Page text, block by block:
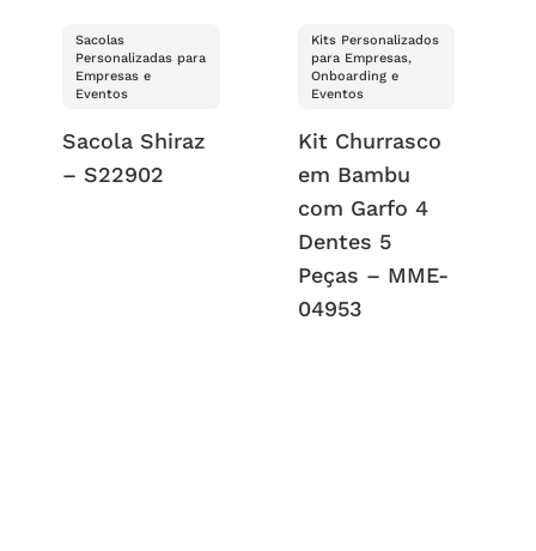
Sacolas
Personalizadas para
Empresas e
Eventos
Sacola Shiraz
– S22902
Kits Personalizados
para Empresas,
Onboarding e
Eventos
Kit Churrasco
em Bambu
com Garfo 4
Dentes 5
Peças – MME-
04953